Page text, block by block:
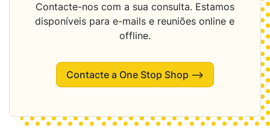
Contacte-nos com a sua consulta. Estamos
disponíveis para e-mails e reuniões online e
offline.
Contacte a One Stop Shop ⟶